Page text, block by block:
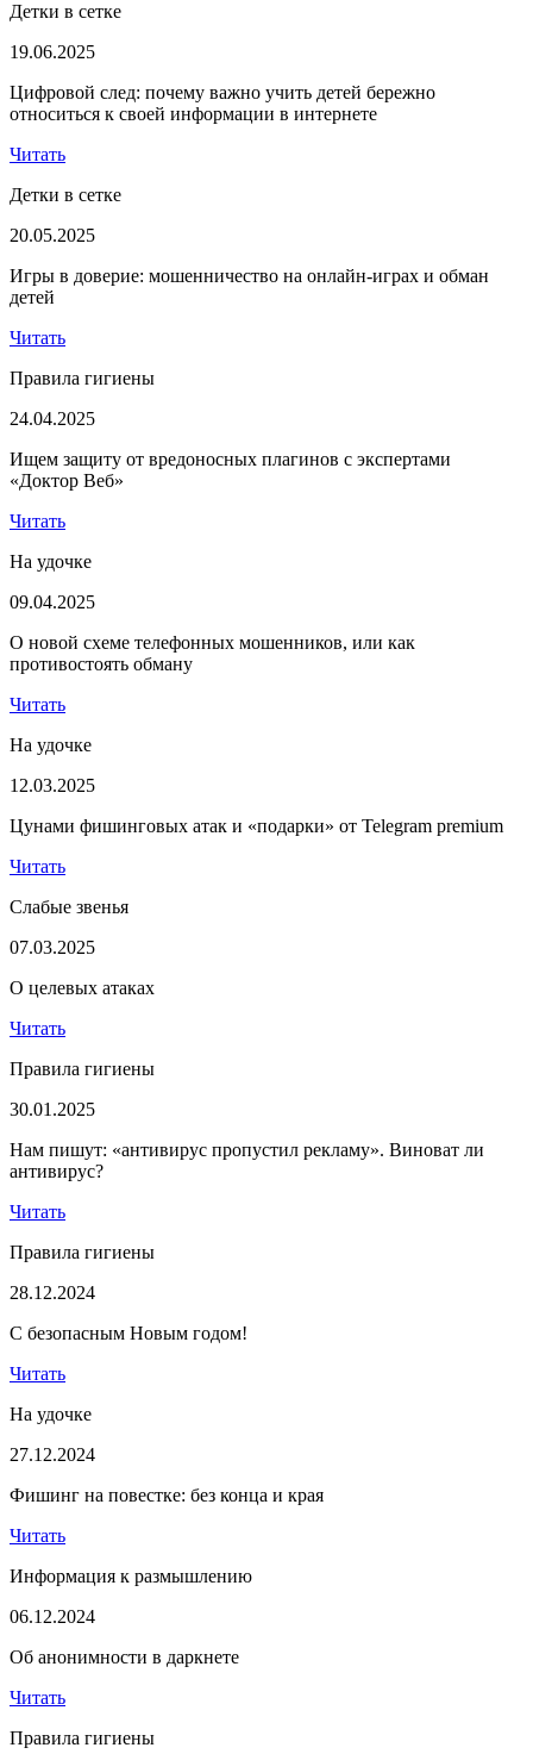
Детки в сетке
19.06.2025
Цифровой след: почему важно учить детей бережно
относиться к своей информации в интернете
Читать
Детки в сетке
20.05.2025
Игры в доверие: мошенничество на онлайн-играх и обман
детей
Читать
Правила гигиены
24.04.2025
Ищем защиту от вредоносных плагинов с экспертами
«Доктор Веб»
Читать
На удочке
09.04.2025
О новой схеме телефонных мошенников, или как
противостоять обману
Читать
На удочке
12.03.2025
Цунами фишинговых атак и «подарки» от Telegram premium
Читать
Слабые звенья
07.03.2025
О целевых атаках
Читать
Правила гигиены
30.01.2025
Нам пишут: «антивирус пропустил рекламу». Виноват ли
антивирус?
Читать
Правила гигиены
28.12.2024
С безопасным Новым годом!
Читать
На удочке
27.12.2024
Фишинг на повестке: без конца и края
Читать
Информация к размышлению
06.12.2024
Об анонимности в даркнете
Читать
Правила гигиены